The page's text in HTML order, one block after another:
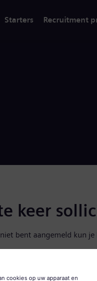
Starters Recruitment
keer
bent aangemeld kun